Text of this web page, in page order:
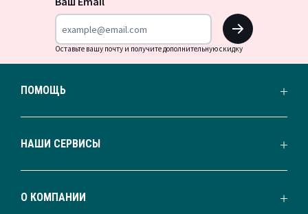
OK
Оставьте вашу почту и получите дополнительную скидку
ПОМОЩЬ
НАШИ СЕРВИСЫ
О КОМПАНИИ